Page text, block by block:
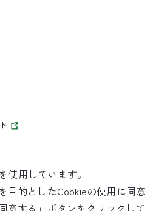
使用しています。
目的としたCookieの使用に同意
意する」ボタンをクリックして